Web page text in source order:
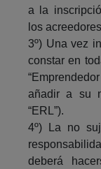
a la
los
3º) Una vez
constar en
añadir a su
“ERL”).
4º) La no
deberá